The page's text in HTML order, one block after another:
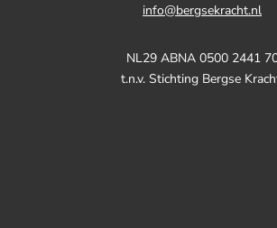
info@bergsekracht.nl
NL29 ABNA 0500 2441
t.n.v. Stichting Bergse